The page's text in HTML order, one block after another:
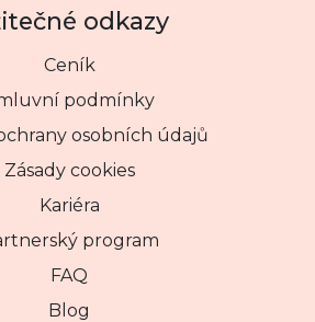
odkazy
Ceník
podmínky
osobních údajů
Zásady cookies
Kariéra
program
FAQ
Blog